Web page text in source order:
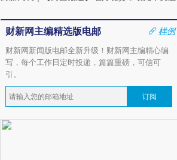
财新网主编精选版电邮
样例
财新网新闻版电邮全新升级！财新网主编精心编
写，每个工作日定时投递，篇篇重磅，可信可
引。
订阅